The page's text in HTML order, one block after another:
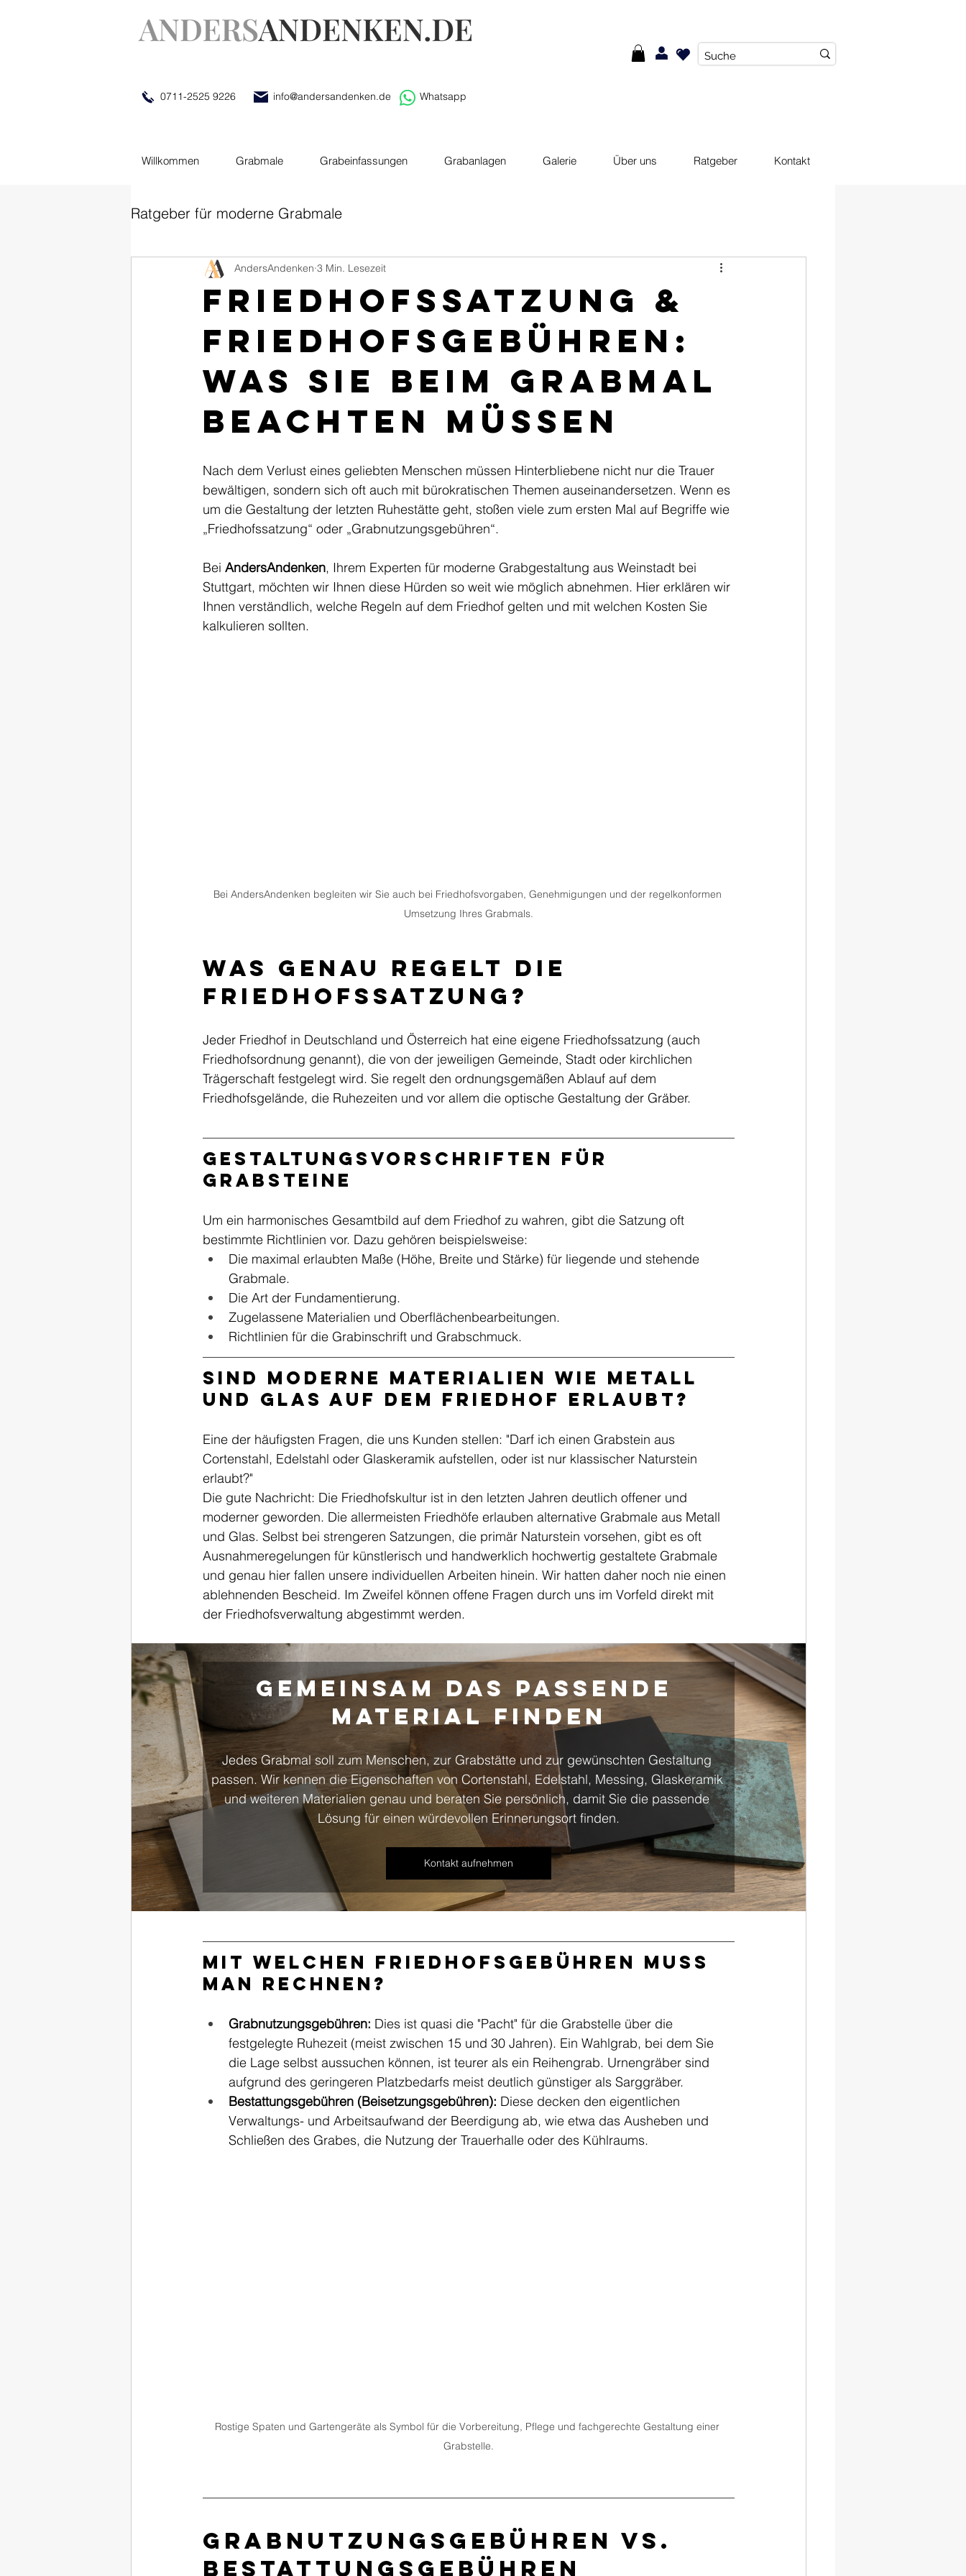
0711-2525 9226 info@andersandenken.de Whatsapp
Willkommen Grabmale Grabeinfassungen Grabanlagen Galerie Über uns Ratgeber Kontakt
Ratgeber für moderne Grabmale
Friedhofssatzung &
Friedhofsgebühren:
Was Sie beim Grabmal
beachten müssen
AndersAndenken 3 Min. Lesezeit
Nach dem Verlust eines geliebten Menschen müssen Hinterbliebene nicht nur die Trauer
bewältigen, sondern sich oft auch mit bürokratischen Themen auseinandersetzen. Wenn es
um die Gestaltung der letzten Ruhestätte geht, stoßen viele zum ersten Mal auf Begriffe wie
„Friedhofssatzung“ oder „Grabnutzungsgebühren“.
Bei AndersAndenken, Ihrem Experten für moderne Grabgestaltung aus Weinstadt bei
Stuttgart, möchten wir Ihnen diese Hürden so weit wie möglich abnehmen. Hier erklären wir
Ihnen verständlich, welche Regeln auf dem Friedhof gelten und mit welchen Kosten Sie
kalkulieren sollten.
Bei AndersAndenken begleiten wir Sie auch bei Friedhofsvorgaben, Genehmigungen und der regelkonformen
Umsetzung Ihres Grabmals.
Was genau regelt die
Friedhofssatzung?
Jeder Friedhof in Deutschland und Österreich hat eine eigene Friedhofssatzung (auch
Friedhofsordnung genannt), die von der jeweiligen Gemeinde, Stadt oder kirchlichen
Trägerschaft festgelegt wird. Sie regelt den ordnungsgemäßen Ablauf auf dem
Friedhofsgelände, die Ruhezeiten und vor allem die optische Gestaltung der Gräber.
Gestaltungsvorschriften für
Grabsteine
Um ein harmonisches Gesamtbild auf dem Friedhof zu wahren, gibt die Satzung oft
bestimmte Richtlinien vor. Dazu gehören beispielsweise:
Die maximal erlaubten Maße (Höhe, Breite und Stärke) für liegende und stehende
Grabmale.
Die Art der Fundamentierung.
Zugelassene Materialien und Oberflächenbearbeitungen.
Richtlinien für die Grabinschrift und Grabschmuck.
Sind moderne Materialien wie Metall
und Glas auf dem Friedhof erlaubt?
Eine der häufigsten Fragen, die uns Kunden stellen: "Darf ich einen Grabstein aus
Cortenstahl, Edelstahl oder Glaskeramik aufstellen, oder ist nur klassischer Naturstein
erlaubt?"
Die gute Nachricht: Die Friedhofskultur ist in den letzten Jahren deutlich offener und
moderner geworden. Die allermeisten Friedhöfe erlauben alternative Grabmale aus Metall
und Glas. Selbst bei strengeren Satzungen, die primär Naturstein vorsehen, gibt es oft
Ausnahmeregelungen für künstlerisch und handwerklich hochwertig gestaltete Grabmale
und genau hier fallen unsere individuellen Arbeiten hinein. Wir hatten daher noch nie einen
ablehnenden Bescheid. Im Zweifel können offene Fragen durch uns im Vorfeld direkt mit
der Friedhofsverwaltung abgestimmt werden.
Gemeinsam das passende
Material finden
Jedes Grabmal soll zum Menschen, zur Grabstätte und zur gewünschten Gestaltung
passen. Wir kennen die Eigenschaften von Cortenstahl, Edelstahl, Messing, Glaskeramik
und weiteren Materialien genau und beraten Sie persönlich, damit Sie die passende
Lösung für einen würdevollen Erinnerungsort finden.
Kontakt aufnehmen
Mit welchen Friedhofsgebühren muss
man rechnen?
Grabnutzungsgebühren: Dies ist quasi die "Pacht" für die Grabstelle über die
festgelegte Ruhezeit (meist zwischen 15 und 30 Jahren). Ein Wahlgrab, bei dem Sie
die Lage selbst aussuchen können, ist teurer als ein Reihengrab. Urnengräber sind
aufgrund des geringeren Platzbedarfs meist deutlich günstiger als Sarggräber.
Bestattungsgebühren (Beisetzungsgebühren): Diese decken den eigentlichen
Verwaltungs- und Arbeitsaufwand der Beerdigung ab, wie etwa das Ausheben und
Schließen des Grabes, die Nutzung der Trauerhalle oder des Kühlraums.
Rostige Spaten und Gartengeräte als Symbol für die Vorbereitung, Pflege und fachgerechte Gestaltung einer
Grabstelle.
Grabnutzungsgebühren vs.
Bestattungsgebühren